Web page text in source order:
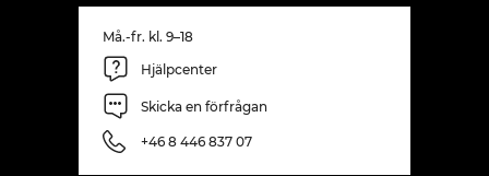
Må.-fr. kl. 9–18
Hjälpcenter
Skicka en förfrågan
+46 8 446 837 07